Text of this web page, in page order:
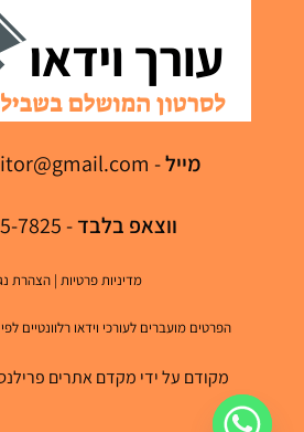
מייל-
ווצאפ בלבד- 053-485-7825
מדיניות פרטיות |הצהרת
הפרטים מועברים לעורכי וידאו רלוונטיים
מקודם על ידי מקדם אתרים